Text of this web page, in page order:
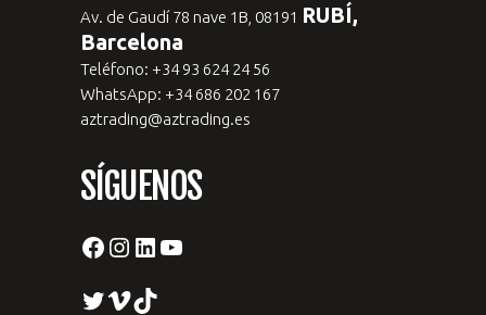
Av. de Gaudí 78 nave 1B, 08191 RUBÍ,
Barcelona
Teléfono: +34 93 624 24 56
WhatsApp: +34 686 202 167
aztrading@aztrading.es
SÍGUENOS
Facebook
Instagram
LinkedIn
YouTube
Twitter
VimeoTikTok